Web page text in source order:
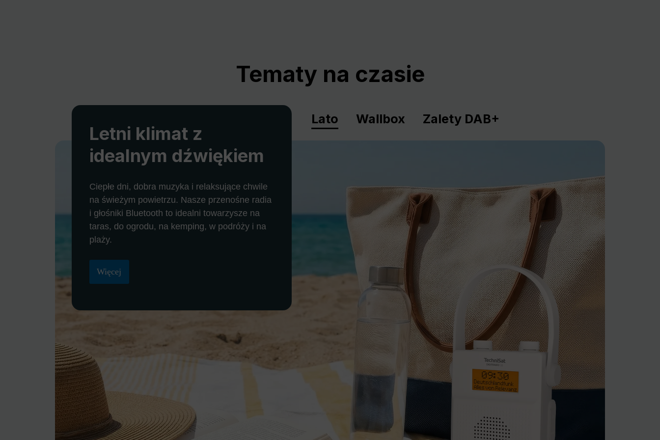
Tematy na czasie
Lato Wallbox Zalety DAB+
Letni klimat z
idealnym dźwiękiem
Ciepłe dni, dobra muzyka i relaksujące chwile
na świeżym powietrzu. Nasze przenośne radia
i głośniki Bluetooth to idealni towarzysze na
taras, do ogrodu, na kemping, w podróży i na
plaży.
Więcej